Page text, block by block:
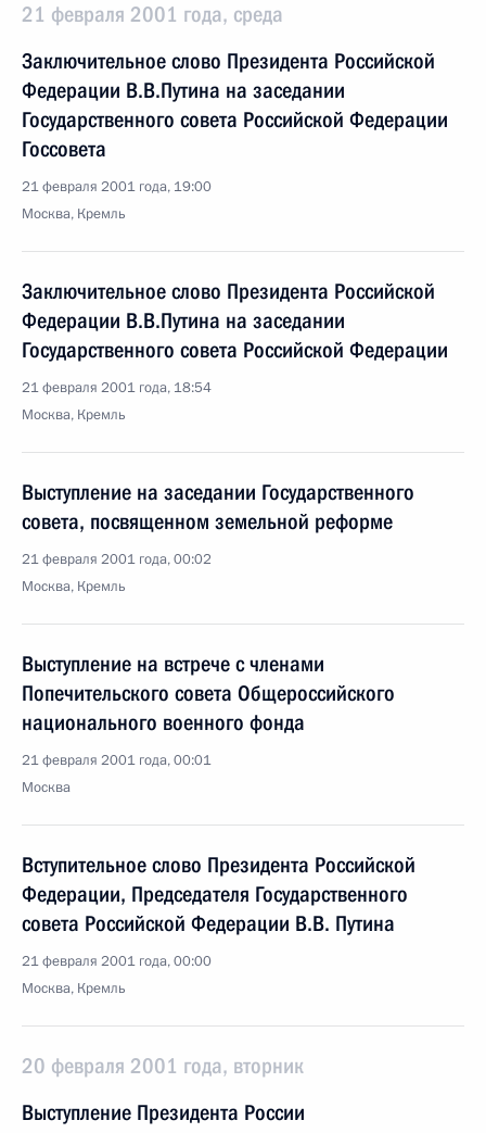
21 февраля 2001 года, среда
Заключительное слово Президента Российской
Федерации В.В.Путина на заседании
Государственного совета Российской Федерации
Госсовета
21 февраля 2001 года, 19:00
Москва, Кремль
Заключительное слово Президента Российской
Федерации В.В.Путина на заседании
Государственного совета Российской Федерации
21 февраля 2001 года, 18:54
Москва, Кремль
Выступление на заседании Государственного
совета, посвященном земельной реформе
21 февраля 2001 года, 00:02
Москва, Кремль
Выступление на встрече с членами
Попечительского совета Общероссийского
национального военного фонда
21 февраля 2001 года, 00:01
Москва
Вступительное слово Президента Российской
Федерации, Председателя Государственного
совета Российской Федерации В.В. Путина
21 февраля 2001 года, 00:00
Москва, Кремль
20 февраля 2001 года, вторник
Выступление Президента России